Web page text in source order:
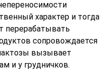
чем через 8 часов после
берётся кровь;
водой, если